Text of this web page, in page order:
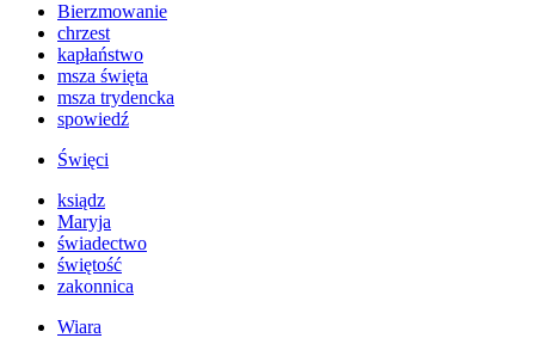
Bierzmowanie
chrzest
kapłaństwo
msza święta
msza trydencka
spowiedź
Święci
ksiądz
Maryja
świadectwo
świętość
zakonnica
Wiara